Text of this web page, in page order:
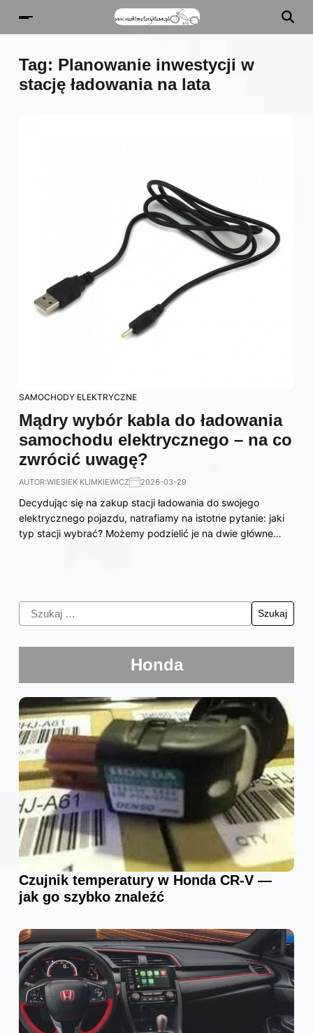
Tag: Planowanie inwestycji w
stację ładowania na lata
SAMOCHODY ELEKTRYCZNE
Mądry wybór kabla do ładowania
samochodu elektrycznego – na co
zwrócić uwagę?
AUTOR:WIESIEK KLIMKIEWICZ 2026-03-29
Decydując się na zakup stacji ładowania do swojego
elektrycznego pojazdu, natrafiamy na istotne pytanie: jaki
typ stacji wybrać? Możemy podzielić je na dwie główne…
Honda
Czujnik temperatury w Honda CR-V —
jak go szybko znaleźć